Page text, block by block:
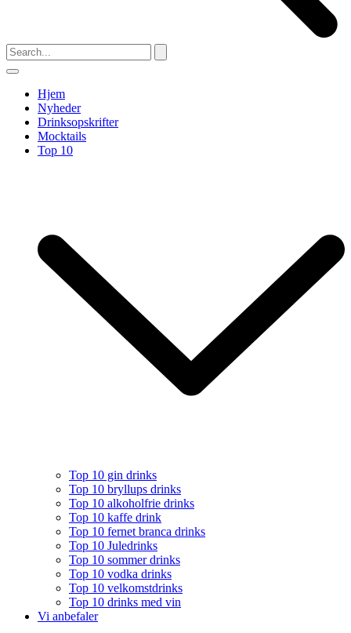
Hjem
Nyheder
Drinksopskrifter
Mocktails
Top 10
Top 10 gin drinks
Top 10 bryllups drinks
Top 10 alkoholfrie drinks
Top 10 kaffe drink
Top 10 fernet branca drinks
Top 10 Juledrinks
Top 10 sommer drinks
Top 10 vodka drinks
Top 10 velkomstdrinks
Top 10 drinks med vin
Vi anbefaler